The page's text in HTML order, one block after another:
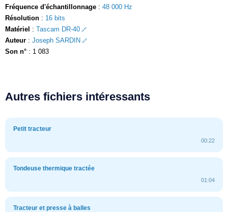
Fréquence d'échantillonnage : 48 000 Hz
Résolution : 16 bits
Matériel : Tascam DR-40
Auteur : Joseph SARDIN
Son n° : 1 083
Autres fichiers intéressants
Petit tracteur
00:22
Tondeuse thermique tractée
01:04
Tracteur et presse à balles